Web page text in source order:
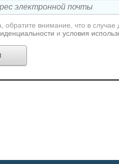
обратите внимание, что в
и условия